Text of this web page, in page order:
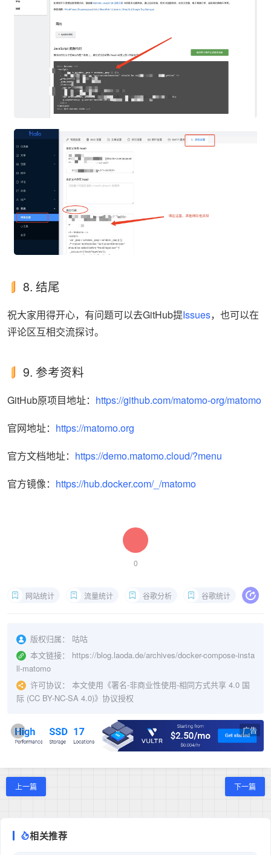
8. 结尾
祝大家用得开心，有问题可以去GitHub提Issues，也可以在
评论区互相交流探讨。
9. 参考资料
GitHub原项目地址： https://github.com/matomo-org/matomo
官网地址： https://matomo.org
官方文档地址： https://demo.matomo.cloud/?menu
官方镜像： https://hub.docker.com/_/matomo
0
网站统计 流量统计 谷歌分析 谷歌统计
版权归属：
咕咕
本文链接：
https://blog.laoda.de/archives/docker-compose-insta
ll-matomo
许可协议：
本文使用《署名-非商业性使用-相同方式共享 4.0 国
际 (CC BY-NC-SA 4.0)》协议授权
× 广告
上一篇 下一篇
相关推荐